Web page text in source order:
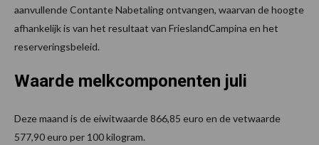
aanvullende Contante Nabetaling ontvangen, waarvan de hoogte
afhankelijk is van het resultaat van FrieslandCampina en het
reserveringsbeleid.
Waarde melkcomponenten juli
Deze maand is de eiwitwaarde 866,85 euro en de vetwaarde
577,90 euro per 100 kilogram.